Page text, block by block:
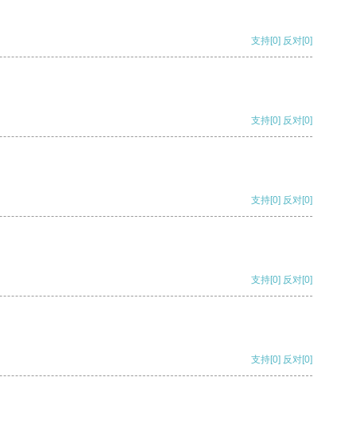
支持[0] 反对[0]
支持[0] 反对[0]
支持[0] 反对[0]
支持[0] 反对[0]
支持[0] 反对[0]